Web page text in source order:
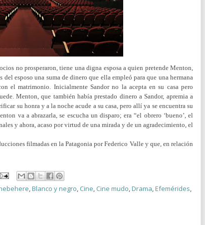
no prosperaron, tiene una digna esposa a quien pretende Menton,
esposo una suma de dinero que ella empleó para que una hermana
el matrimonio. Inicialmente Sandor no la acepta en su casa pero
Menton, que también había prestado dinero a Sandor, apremia a
su honra y a la noche acude a su casa, pero allí ya se encuentra su
va a abrazarla, se escucha un disparo; era “el obrero ‘bueno’, el
y ahora, acaso por virtud de una mirada y de un agradecimiento, el
filmadas en la Patagonia por Federico Valle y que, en relación
,Blanco y negro, Cine, Cine mudo,Drama,Efemérides,